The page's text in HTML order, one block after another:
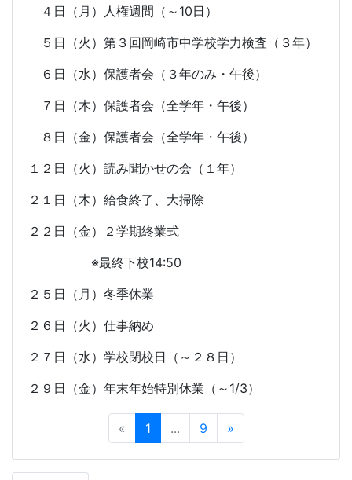
４日（月）人権週間（～ 10日）
５日（火）第３回岡崎市中学校学力検査（３年）
６日（水）保護者会（３年のみ・午後）
７日（木）保護者会（全学年・午後）
８日（金）保護者会（全学年・午後）
１２日（火）読み聞かせの会（１年）
２１日（木）給食終了、大掃除
２２日（金）２学期終業式
※最終下校14:50
２５日（月）冬季休業
２６日（火）仕事納め
２７日（水）学校閉校日（～２８日）
２９日（金）年末年始特別休業（～ 1/3）
« 1 ... 9 »